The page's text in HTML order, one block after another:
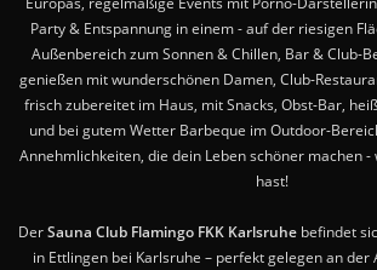
Party & Entspannung in einem - auf der riesigen
Außenbereich zum Sonnen & Chillen, Bar & Club-
genießen mit wunderschönen Damen, Club-
frisch zubereitet im Haus, mit Snacks, Obst-Bar,
und bei gutem Wetter Barbeque im Outdoor-
Annehmlichkeiten, die dein Leben schöner machen
hast!
DerSauna Club Flamingo FKK Karlsruhe befindet
in Ettlingen bei Karlsruhe – perfekt gelegen an der